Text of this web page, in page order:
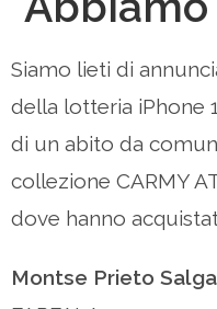
Siamo lieti di
della lotteria iPhone
di un abito da
collezione CARMY
dove hanno
Montse Prieto